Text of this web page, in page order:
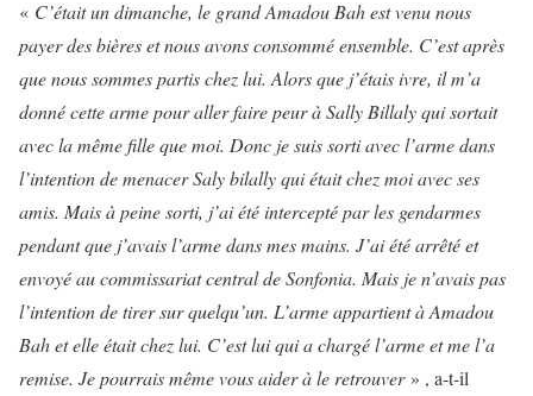
« C’était un dimanche, le grand Amadou Bah est venu nous
payer des bières et nous avons consommé ensemble. C’est après
que nous sommes partis chez lui. Alors que j’étais ivre, il m’a
donné cette arme pour aller faire peur à Sally Billaly qui sortait
avec la même fille que moi. Donc je suis sorti avec l’arme dans
l’intention de menacer Saly bilally qui était chez moi avec ses
amis. Mais à peine sorti, j’ai été intercepté par les gendarmes
pendant que j’avais l’arme dans mes mains. J’ai été arrêté et
envoyé au commissariat central de Sonfonia. Mais je n’avais pas
l’intention de tirer sur quelqu’un. L’arme appartient à Amadou
Bah et elle était chez lui. C’est lui qui a chargé l’arme et me l’a
remise. Je pourrais même vous aider à le retrouver» , a-t-il